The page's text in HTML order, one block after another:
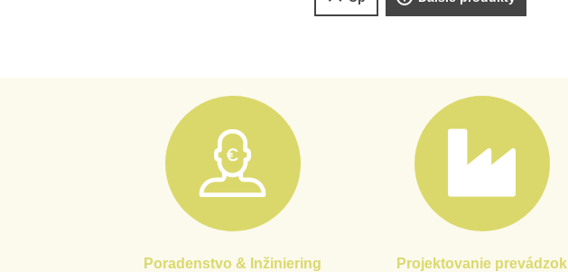
Poradenstvo & Inžiniering Projektovanie prevádzok